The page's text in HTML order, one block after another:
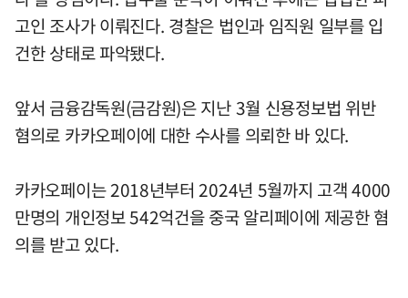
고인 조사가 이뤄진다. 경찰은 법인과 임직원 일부를 입
건한 상태로 파악됐다.
앞서 금융감독원(금감원)은 지난 3월 신용정보법 위반
혐의로 카카오페이에 대한 수사를 의뢰한 바 있다.
카카오페이는 2018년부터 2024년 5월까지 고객 4000
만명의 개인정보 542억건을 중국 알리페이에 제공한 혐
의를 받고 있다.